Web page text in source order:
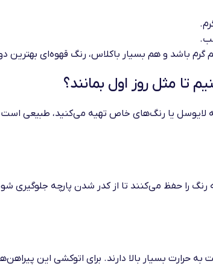
گرم باشد و هم بسیار باکلاس، رنگ قهوه‌ای
تا مثل روز اول بمانند؟
یا رنگ‌های خاص تهیه می‌کنید، طبیعی است
را حفظ می‌کنند تا از کدر شدن پارچه جلوگیری
حرارت بسیار بالا دارند. برای اتوکشی این